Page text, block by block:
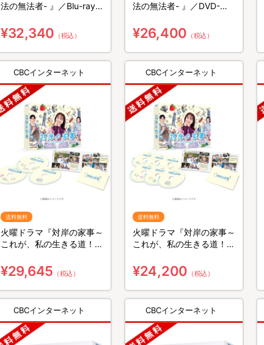
法の無法者- 』／Blu-ray
¥32,340 （税込）
法の無法者- 』／DVD-
¥26,400 （税込）
CBCインターネット
送料無料
火曜ドラマ『対岸の家事～
これが、私の生きる道！
無料・3枚組）
¥29,645 （税込）
CBCインターネット
送料無料
火曜ドラマ『対岸の家事～
これが、私の生きる道！
料・6枚組）
¥24,200 （税込）
CBCインターネット CBCインターネット